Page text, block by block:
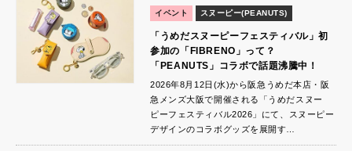
イベント スヌーピー(PEANUTS)
「うめだスヌーピーフェスティバル」初
参加の「FIBRENO」って？
「PEANUTS」コラボで話題沸騰中！
2026年8月12日(水)から阪急うめだ本店・阪
急メンズ大阪で開催される「うめだスヌー
ピーフェスティバル2026」にて、スヌーピー
デザインのコラボグッズを展開す…